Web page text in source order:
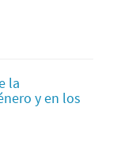
la
y en los